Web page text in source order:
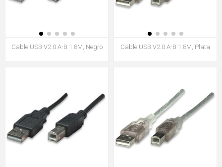
Cable USB V2.0 A-B 1.8M, Negro Cable USB V2.0 A-B 1.8M, Plata